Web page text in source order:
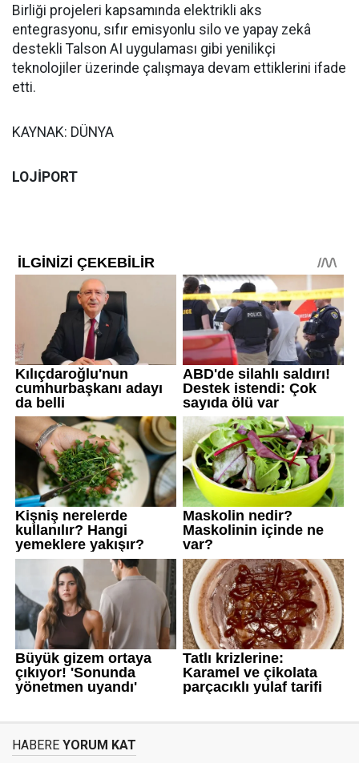
Birliği projeleri kapsamında elektrikli aks
entegrasyonu, sıfır emisyonlu silo ve yapay zekâ
destekli Talson AI uygulaması gibi yenilikçi
teknolojiler üzerinde çalışmaya devam ettiklerini ifade
etti.
KAYNAK: DÜNYA
LOJİPORT
HABERE YORUM KAT